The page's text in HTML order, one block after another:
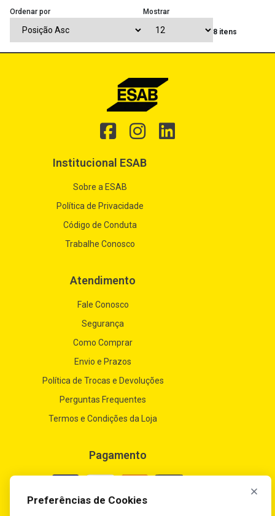
Ordenar por
8 itens
Mostrar
Institucional ESAB
Sobre a ESAB
Política de Privacidade
Código de Conduta
Trabalhe Conosco
Atendimento
Fale Conosco
Segurança
Como Comprar
Envio e Prazos
Política de Trocas e Devoluções
Perguntas Frequentes
Termos e Condições da Loja
Pagamento
Preferências de Cookies